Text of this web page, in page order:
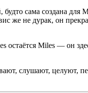
сама создана
же не дурак, он
Miles — он
слушают, целуют,